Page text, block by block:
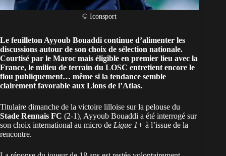
© Iconsport
Le feuilleton Ayyoub Bouaddi continue d’alimenter les
discussions autour de son choix de sélection nationale.
Courtisé par le Maroc mais éligible en premier lieu avec la
France, le milieu de terrain du LOSC entretient encore le
flou publiquement… même si la tendance semble
clairement favorable aux Lions de l’Atlas.
Titulaire dimanche de la victoire lilloise sur la pelouse du
Stade Rennais FC (2-1), Ayyoub Bouaddi a été interrogé sur
son choix international au micro de Ligue 1+ à l’issue de la
rencontre.